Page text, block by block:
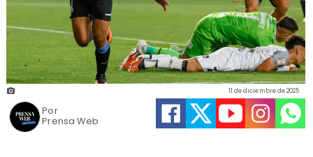
Prensa Web
11 de diciembre de 2025
Por